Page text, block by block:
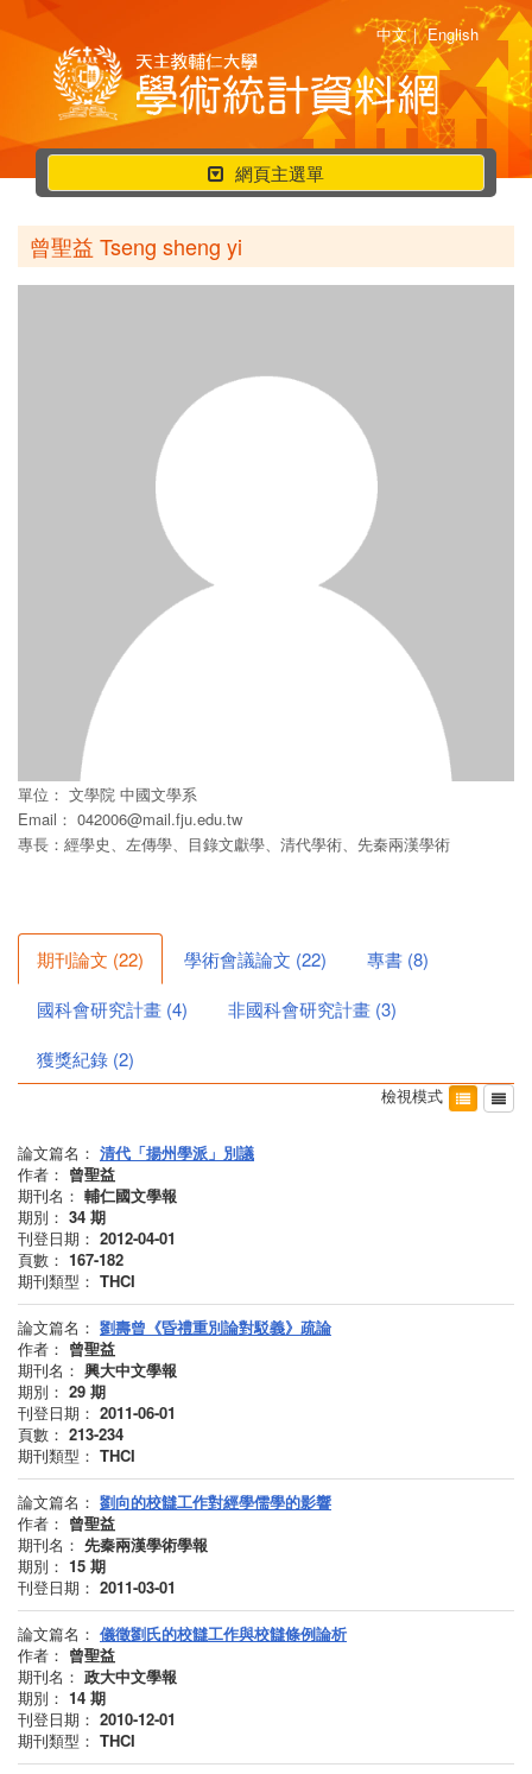
中文 | English
行
動
選
單
網頁主選單
曾聖益 Tseng sheng yi
單位： 文學院 中國文學系
Email： 042006@mail.fju.edu.tw
專長：經學史、左傳學、目錄文獻學、清代學術、先秦兩漢學術
期刊論文 (22) 學術會議論文 (22) 專書 (8)
國科會研究計畫 (4) 非國科會研究計畫 (3)
獲獎紀錄 (2)
檢視模式
論文篇名： 清代「揚州學派」別議
作者： 曾聖益
期刊名： 輔仁國文學報
期別： 34 期
刊登日期： 2012-04-01
頁數： 167-182
期刊類型： THCI
論文篇名： 劉壽曾《昏禮重別論對駁義》疏論
作者： 曾聖益
期刊名： 興大中文學報
期別： 29 期
刊登日期： 2011-06-01
頁數： 213-234
期刊類型： THCI
論文篇名： 劉向的校讎工作對經學儒學的影響
作者： 曾聖益
期刊名： 先秦兩漢學術學報
期別： 15 期
刊登日期： 2011-03-01
論文篇名： 儀徵劉氏的校讎工作與校讎條例論析
作者： 曾聖益
期刊名： 政大中文學報
期別： 14 期
刊登日期： 2010-12-01
期刊類型： THCI